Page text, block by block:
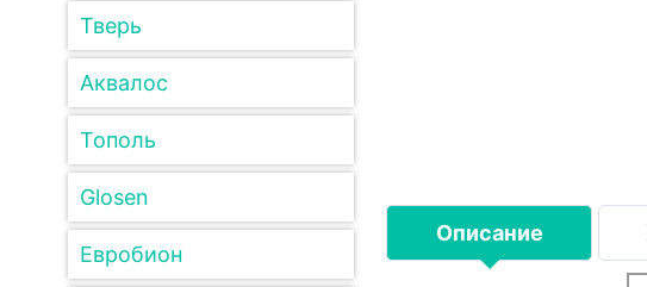
Тверь
Аквалос
Тополь
Glosen
Евробион
Описание